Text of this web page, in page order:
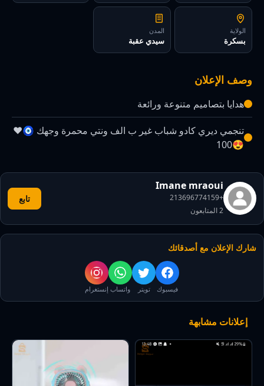
الولاية
بسكرة
المدن
سيدي عقبة
وصف الإعلان
هدايا بتصاميم متنوعة ورائعة
تنجمي ديري كادو شباب غير ب الف ونتي محمرة وجهك 🧿❤️
😍100
Imane mraoui
+213696774159
2المتابعون
تابع
شارك الإعلان مع أصدقائك
فيسبوك تويتر واتساب إنستغرام
إعلانات مشابهة